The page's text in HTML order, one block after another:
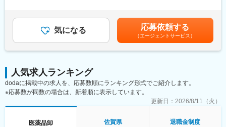
営業がアフターフォローまで深く関与します。
※業務は、新規営業7割：既存3割の割合です。新規営業が中心の
ため成果を出しやすく、インセンティブ獲得のチャンスが豊富で
・AI・音声入力対応の歯科電子カルテ統合システム
（電子カルテ、レセプト、画像管理、患者説明などを統合管理）
・AI・音声対応の歯周病検査システム
■入社後の流れ：
業手当＞有＜給与補足＞※上記年収条件はあくまで目安であり、ス
キルによってはこれ以上に上がる可能性があります。■昇給：1ヶ
月あたり5,000円／月（過去実績）■賞与：年3回、60万円～450万
円（過去実績）賃金はあくまでも目安の金額であり、選考を通じ
です。
気になる 応募依頼する
（エージェントサービス）
人気求人ランキング
dodaに掲載中の求人を、応募数順にランキング形式でご紹介します。
※応募数が同数の場合は、新着順に表示しています。
更新日： 2026/8/11（火）
医薬品卸 佐賀県 退職金制度